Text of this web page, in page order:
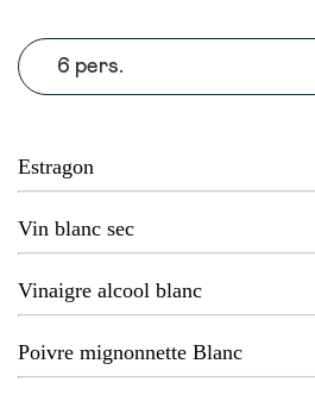
6 pers.
Estragon
Vin blanc sec
Vinaigre alcool blanc
Poivre mignonnette Blanc